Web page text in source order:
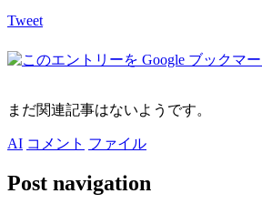
Tweet
まだ関連記事はないようです。
AI コメント ファイル
Post navigation